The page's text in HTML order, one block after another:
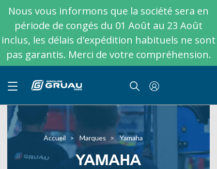
Nous vous informons que la société sera en
période de congés du 01 Août au 23 Août
inclus, les délais d'expédition habituels ne sont
pas garantis. Merci de votre compréhension.
Accueil Marques Yamaha
YAMAHA